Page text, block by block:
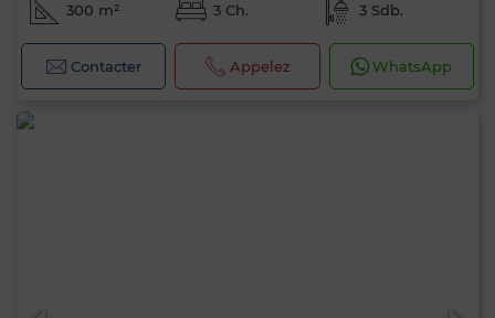
300 m² 3 Ch. 3 Sdb.
Contacter Appelez WhatsApp